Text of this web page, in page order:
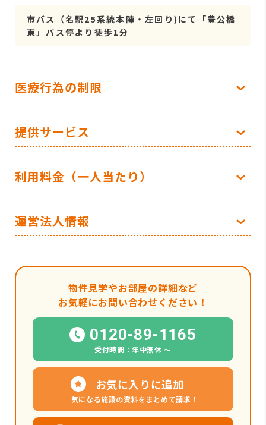
市バス（名駅25系統本陣・左回り)にて「豊公橋
東」バス停より徒歩1分
医療行為の制限
提供サービス
利用料金（一人当たり）
運営法人情報
物件見学やお部屋の詳細など
お気軽にお問い合わせください！
0120-89-1165
受付時間：年中無休 〜
お気に入りに追加
気になる施設の資料をまとめて請求！